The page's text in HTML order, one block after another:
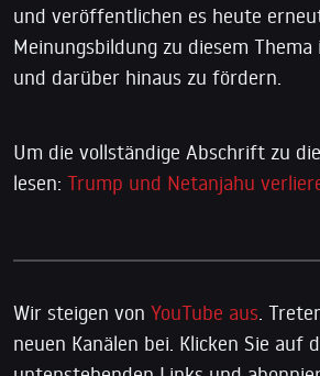
und veröffentlichen es heute
Meinungsbildung zu diesem
und darüber hinaus zu fördern.
Um die vollständige Abschrift zu
lesen: Trump und Netanjahu
Wir steigen von YouTube aus.
neuen Kanälen bei. Klicken Sie auf